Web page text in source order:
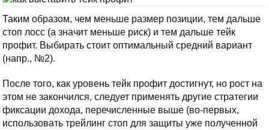
Таким образом, чем меньше размер позиции, тем дальше
стоп лосс (а значит меньше риск) и тем дальше тейк
профит. Выбирать стоит оптимальный средний вариант
(напр., №2).
После того, как уровень тейк профит достигнут, но рост на
этом не закончился, следует применять другие стратегии
фиксации дохода, перечисленные выше (во-первых,
использовать трейлинг стоп для защиты уже полученной